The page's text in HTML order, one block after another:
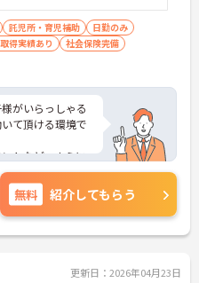
託児所・育児補助
日勤のみ
得実績あり
社会保険完備
がいらっしゃる
て頂ける環境で
トなど、さらに
にご相談くださ
無料 紹介してもらう
更新日：2026年04月23日